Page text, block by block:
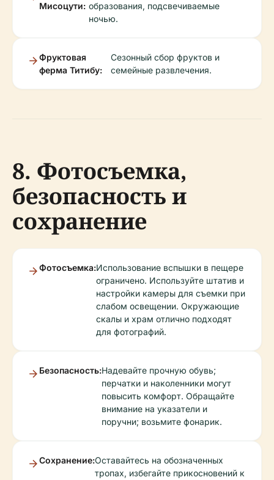
Мисоцути: образования, подсвечиваемые
ночью.
Фруктовая
ферма Титибу:
Сезонный сбор фруктов и
семейные развлечения.
8. Фотосъемка,
безопасность и
сохранение
Фотосъемка:Использование вспышки в пещере
ограничено. Используйте штатив и
настройки камеры для съемки при
слабом освещении. Окружающие
скалы и храм отлично подходят
для фотографий.
Безопасность:Надевайте прочную обувь;
перчатки и наколенники могут
повысить комфорт. Обращайте
внимание на указатели и
поручни; возьмите фонарик.
Сохранение:Оставайтесь на обозначенных
тропах, избегайте прикосновений к